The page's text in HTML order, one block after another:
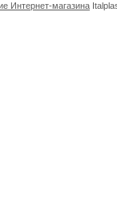
Интернет-магазина